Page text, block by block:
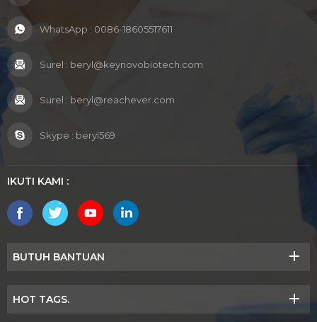
WhatsApp : 0086-18605517611
Surel : beryl@keynovobiotech.com
Surel : beryl@reachever.com
Skype : beryl569
IKUTI KAMI :
BUTUH BANTUAN
HOT TAGS.